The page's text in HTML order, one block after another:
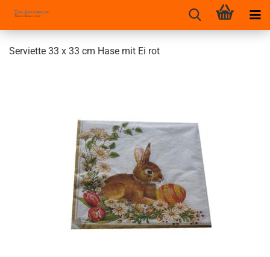
Serviette 33 x 33 cm Hase mit Ei rot